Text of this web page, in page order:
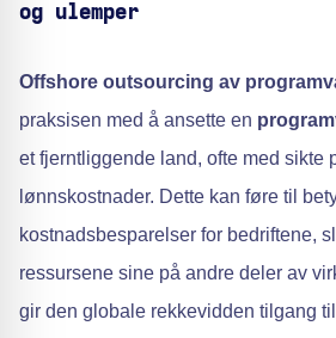
og ulemper
Offshore outsourcing av
praksisen med å ansette en
et fjerntliggende land, ofte med sikte
lønnskostnader. Dette kan føre til
kostnadsbesparelser for bedriftene,
ressursene sine på andre deler av
gir den globale rekkevidden tilgang